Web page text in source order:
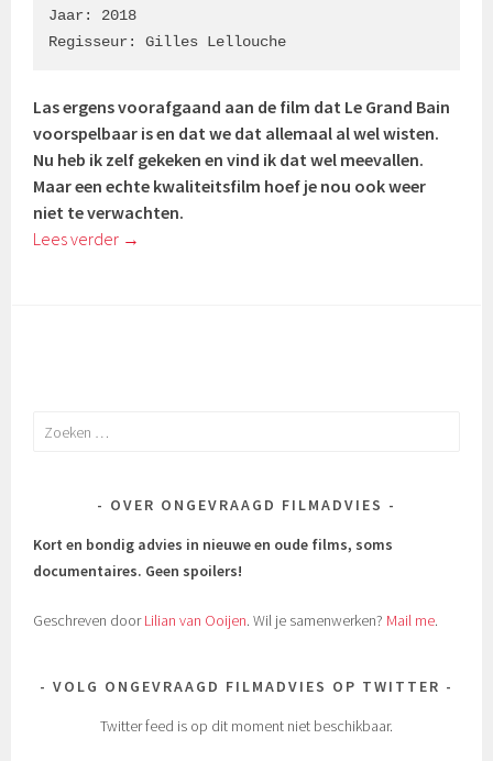
Jaar: 2018
Regisseur: Gilles Lellouche
Las ergens voorafgaand aan de film dat Le Grand Bain
voorspelbaar is en dat we dat allemaal al wel wisten.
Nu heb ik zelf gekeken en vind ik dat wel meevallen.
Maar een echte kwaliteitsfilm hoef je nou ook weer
niet te verwachten.
Lees verder →
Zoeken
OVER ONGEVRAAGD FILMADVIES
Kort en bondig advies in nieuwe en oude films, soms
documentaires. Geen spoilers!
Geschreven doorLilian van Ooijen. Wil je samenwerken? Mail me.
VOLG ONGEVRAAGD FILMADVIES OP TWITTER
Twitter feed is op dit moment niet beschikbaar.